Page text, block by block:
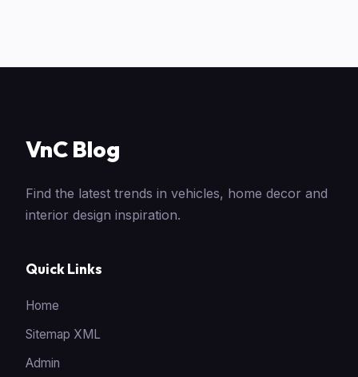
VnC Blog
Find the latest trends in vehicles, home decor and
interior design inspiration.
Quick Links
Home
Sitemap XML
Admin